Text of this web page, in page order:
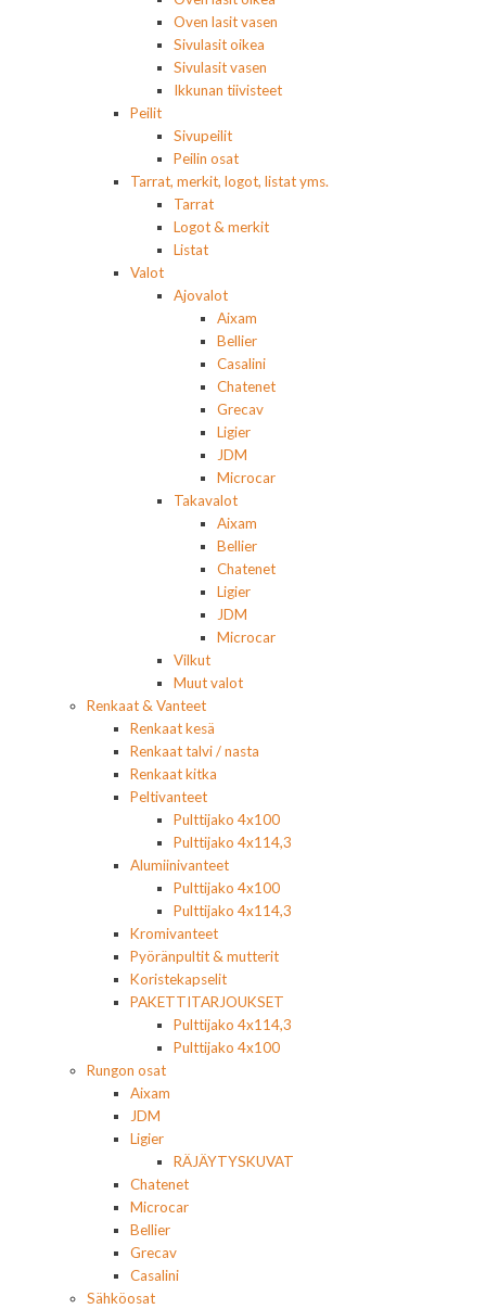
Oven lasit vasen
Sivulasit oikea
Sivulasit vasen
Ikkunan tiivisteet
Peilit
Sivupeilit
Peilin osat
Tarrat, merkit, logot, listat yms.
Tarrat
Logot & merkit
Listat
Valot
Ajovalot
Aixam
Bellier
Casalini
Chatenet
Grecav
Ligier
JDM
Microcar
Takavalot
Aixam
Bellier
Chatenet
Ligier
JDM
Microcar
Vilkut
Muut valot
Renkaat & Vanteet
Renkaat kesä
Renkaat talvi / nasta
Renkaat kitka
Peltivanteet
Pulttijako 4x100
Pulttijako 4x114,3
Alumiinivanteet
Pulttijako 4x100
Pulttijako 4x114,3
Kromivanteet
Pyöränpultit & mutterit
Koristekapselit
PAKETTITARJOUKSET
Pulttijako 4x114,3
Pulttijako 4x100
Rungon osat
Aixam
JDM
Ligier
RÄJÄYTYSKUVAT
Chatenet
Microcar
Bellier
Grecav
Casalini
Sähköosat